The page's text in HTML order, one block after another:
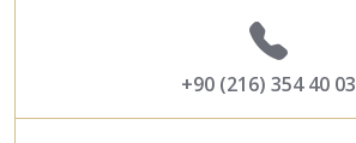
+90 (216) 354 40 03